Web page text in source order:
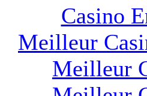
Casino
Meilleur
Meilleur